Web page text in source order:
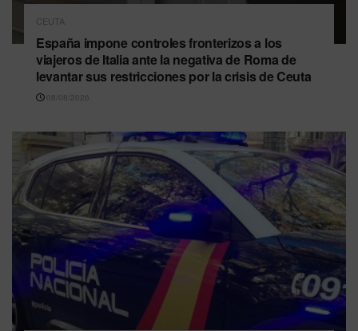
CEUTA
España impone controles fronterizos a los
viajeros de Italia ante la negativa de Roma de
levantar sus restricciones por la crisis de Ceuta
08/08/2026